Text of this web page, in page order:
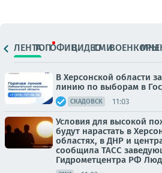
ЛЕНТАТОПОФИЦ.ВИДЕОСМИВОЕНКОРЫ
В Херсонской области
линию по выборам в
СКАДОВСК 11:03
Условия для высокой
будут нарастать в
областях, в ДНР и
сообщила ТАСС
Гидрометцентра РФ